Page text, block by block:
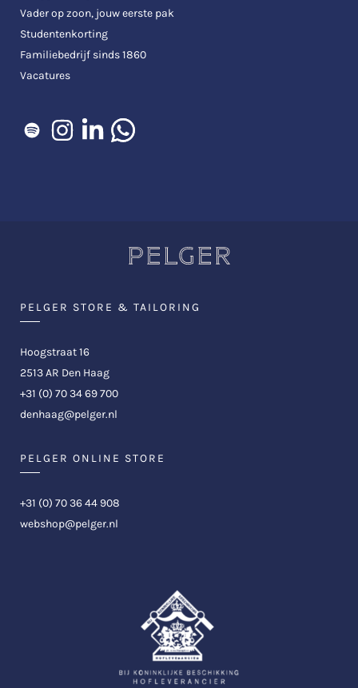
Vader op zoon, jouw eerste pak
Studentenkorting
Familiebedrijf sinds 1860
Vacatures
PELGER STORE & TAILORING
Hoogstraat 16
2513 AR Den Haag
+31 (0) 70 34 69 700
denhaag@pelger.nl
PELGER ONLINE STORE
+31 (0) 70 36 44 908
webshop@pelger.nl